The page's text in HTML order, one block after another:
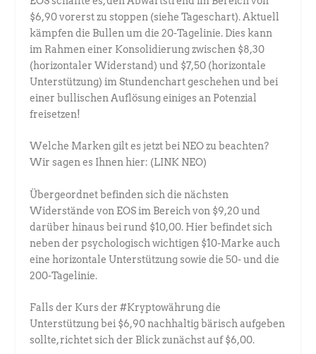
$6,90 vorerst zu stoppen (siehe Tageschart). Aktuell
kämpfen die Bullen um die 20-Tagelinie. Dies kann
im Rahmen einer Konsolidierung zwischen $8,30
(horizontaler Widerstand) und $7,50 (horizontale
Unterstützung) im Stundenchart geschehen und bei
einer bullischen Auflösung einiges an Potenzial
freisetzen!
Welche Marken gilt es jetzt bei NEO zu beachten?
Wir sagen es Ihnen hier: (LINK NEO)
Übergeordnet befinden sich die nächsten
Widerstände von EOS im Bereich von $9,20 und
darüber hinaus bei rund $10,00. Hier befindet sich
neben der psychologisch wichtigen $10-Marke auch
eine horizontale Unterstützung sowie die 50- und die
200-Tagelinie.
Falls der Kurs der #Kryptowährung die
Unterstützung bei $6,90 nachhaltig bärisch aufgeben
sollte, richtet sich der Blick zunächst auf $6,00.